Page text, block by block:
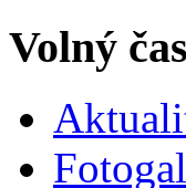
Volný čas